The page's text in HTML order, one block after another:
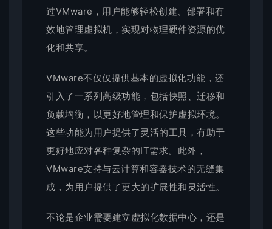
过VMware，用户能够轻松创建、部署和有
效地管理虚拟机，实现对物理硬件资源的优
化和共享。
VMware不仅仅提供基本的虚拟化功能，还
引入了一系列高级功能，包括快照、迁移和
负载均衡，以更好地管理和保护虚拟环境。
这些功能为用户提供了灵活的工具，有助于
更好地应对各种复杂的IT需求。此外，
VMware支持与云计算和容器技术的无缝集
成，为用户提供了更大的扩展性和灵活性。
不论是企业需要建立虚拟化数据中心，还是